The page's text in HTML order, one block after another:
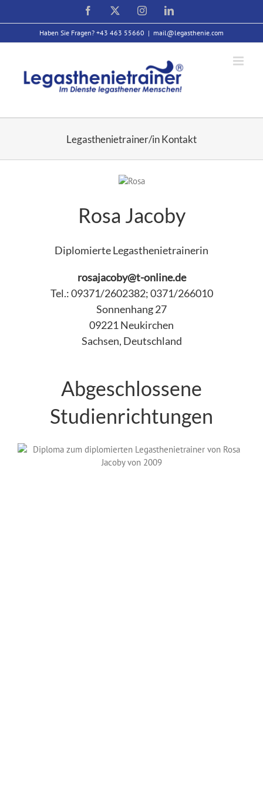
Facebook InstagramLinkedIn
Haben Sie Fragen? +43 463 55660 | mail@legasthenie.com
Legasthenietrainer/in Kontakt
Rosa Jacoby
Diplomierte Legasthenietrainerin
rosajacoby@t-online.de
Tel.: 09371/2602382; 0371/266010
Sonnenhang 27
09221 Neukirchen
Sachsen, Deutschland
Abgeschlossene
Studienrichtungen